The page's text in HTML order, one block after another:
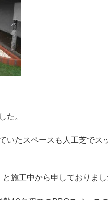
た。
いたスペースも人工芝でス
施工中から申しておりまし